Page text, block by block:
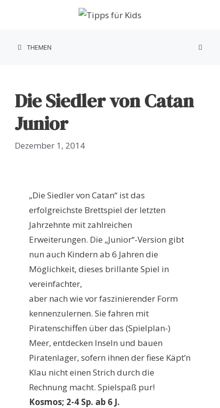
THEMEN
Die Siedler von Catan
Junior
Dezember 1, 2014
„Die Siedler von Catan“ ist das
erfolgreichste Brettspiel der letzten
Jahrzehnte mit zahlreichen
Erweiterungen. Die „Junior“-Version gibt
nun auch Kindern ab 6 Jahren die
Möglichkeit, dieses brillante Spiel in
vereinfachter,
aber nach wie vor faszinierender Form
kennenzulernen. Sie fahren mit
Piratenschiffen über das (Spielplan-)
Meer, entdecken Inseln und bauen
Piratenlager, sofern ihnen der fiese Käpt’n
Klau nicht einen Strich durch die
Rechnung macht. Spielspaß pur!
Kosmos; 2-4 Sp. ab 6 J.